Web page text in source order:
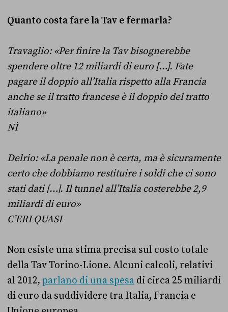
Quanto costa fare la Tav e fermarla?
Travaglio: «Per finire la Tav bisognerebbe
spendere oltre 12 miliardi di euro […]. Fate
pagare il doppio all’Italia rispetto alla Francia
anche se il tratto francese è il doppio del tratto
italiano»
NÌ
Delrio: «La penale non è certa, ma è sicuramente
certo che dobbiamo restituire i soldi che ci sono
stati dati […]. Il tunnel all’Italia costerebbe 2,9
miliardi di euro»
C’ERI QUASI
Non esiste una stima precisa sul costo totale
della Tav Torino-Lione. Alcuni calcoli, relativi
al 2012, parlano di una spesa di circa 25 miliardi
di euro da suddividere tra Italia, Francia e